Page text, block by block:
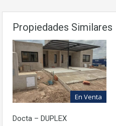
Propiedades Similares
En Venta
Docta – DUPLEX